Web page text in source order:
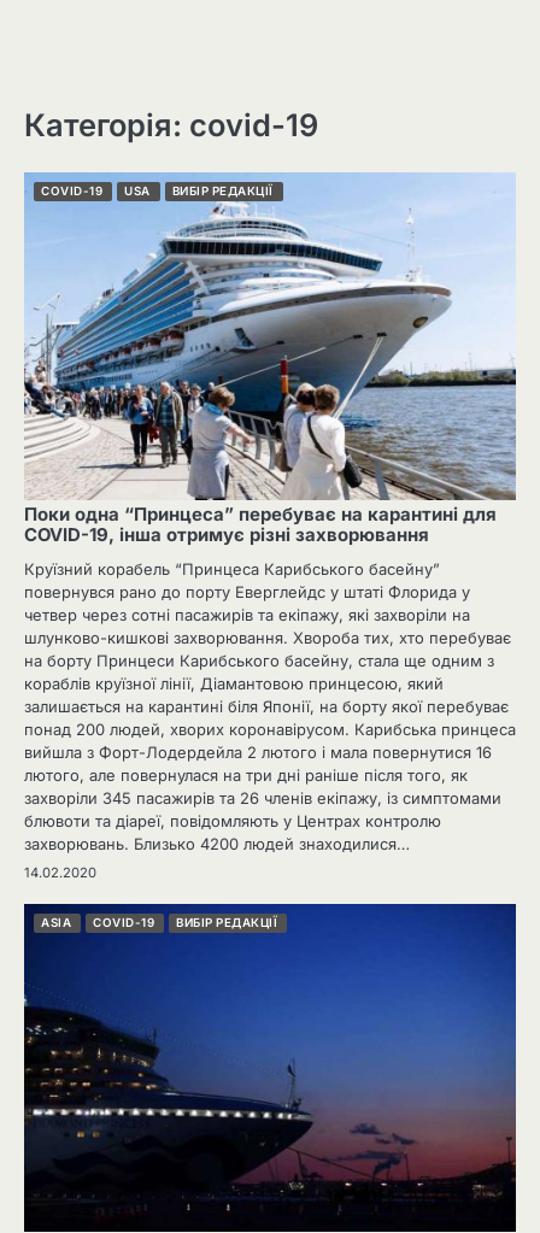
Категорія: covid-19
COVID-19 USA ВИБІР РЕДАКЦІЇ
Поки одна “Принцеса” перебуває на карантині для
COVID-19, інша отримує різні захворювання
Круїзний корабель “Принцеса Карибського басейну”
повернувся рано до порту Еверглейдс у штаті Флорида у
четвер через сотні пасажирів та екіпажу, які захворіли на
шлунково-кишкові захворювання. Хвороба тих, хто перебуває
на борту Принцеси Карибського басейну, стала ще одним з
кораблів круїзної лінії, Діамантовою принцесою, який
залишається на карантині біля Японії, на борту якої перебуває
понад 200 людей, хворих коронавірусом. Карибська принцеса
вийшла з Форт-Лодердейла 2 лютого і мала повернутися 16
лютого, але повернулася на три дні раніше після того, як
захворіли 345 пасажирів та 26 членів екіпажу, із симптомами
блювоти та діареї, повідомляють у Центрах контролю
захворювань. Близько 4200 людей знаходилися…
14.02.2020
ASIA COVID-19 ВИБІР РЕДАКЦІЇ